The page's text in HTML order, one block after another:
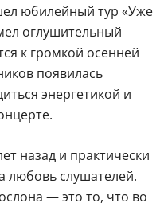
юбилейный тур «Уже
оглушительный
к громкой осенней
появилась
энергетикой и
назад и практически
любовь слушателей.
— это то, что во